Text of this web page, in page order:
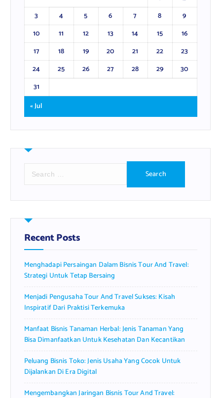
3
4 5 6 7 8
9
10
11 12 13 14 15
16
17
18 19 20 21 22
23
24
25 26 27 28 29
30
31
« Jul
r
h
f
o
:
Recent Posts
Menghadapi Persaingan Dalam Bisnis Tour And Travel:
Strategi Untuk Tetap Bersaing
Menjadi Pengusaha Tour And Travel Sukses: Kisah
Inspiratif Dari Praktisi Terkemuka
Manfaat Bisnis Tanaman Herbal: Jenis Tanaman Yang
Bisa Dimanfaatkan Untuk Kesehatan Dan Kecantikan
Peluang Bisnis Toko: Jenis Usaha Yang Cocok Untuk
Dijalankan Di Era Digital
Mengembangkan Jaringan Bisnis Tour And Travel: